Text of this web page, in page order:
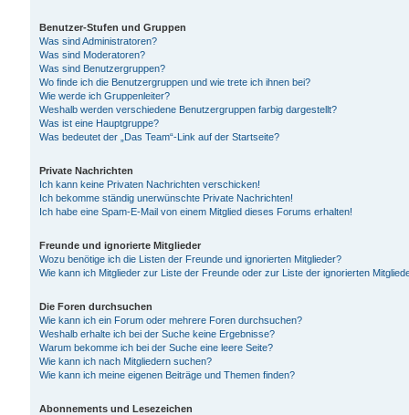
Benutzer-Stufen und Gruppen
Was sind Administratoren?
Was sind Moderatoren?
Was sind Benutzergruppen?
Wo finde ich die Benutzergruppen und wie trete ich ihnen bei?
Wie werde ich Gruppenleiter?
Weshalb werden verschiedene Benutzergruppen farbig dargestellt?
Was ist eine Hauptgruppe?
Was bedeutet der „Das Team“-Link auf der Startseite?
Private Nachrichten
Ich kann keine Privaten Nachrichten verschicken!
Ich bekomme ständig unerwünschte Private Nachrichten!
Ich habe eine Spam-E-Mail von einem Mitglied dieses Forums erhalten!
Freunde und ignorierte Mitglieder
Wozu benötige ich die Listen der Freunde und ignorierten Mitglieder?
Wie kann ich Mitglieder zur Liste der Freunde oder zur Liste der ignorierten
Die Foren durchsuchen
Wie kann ich ein Forum oder mehrere Foren durchsuchen?
Weshalb erhalte ich bei der Suche keine Ergebnisse?
Warum bekomme ich bei der Suche eine leere Seite?
Wie kann ich nach Mitgliedern suchen?
Wie kann ich meine eigenen Beiträge und Themen finden?
Abonnements und Lesezeichen